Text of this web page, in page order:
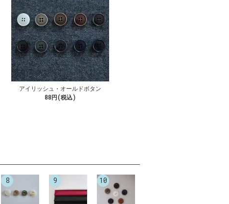
アイリッシュ・オールドボタン
88円(税込)
8 9 10